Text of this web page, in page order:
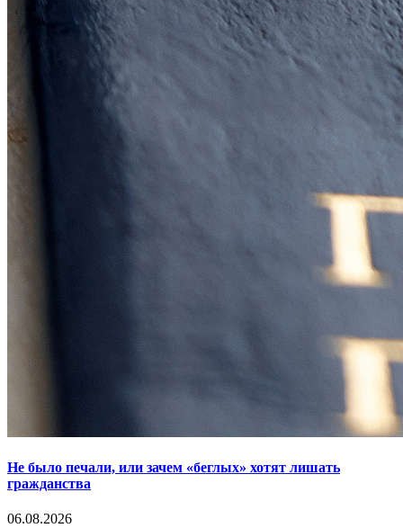
Не было печали, или зачем «беглых» хотят лишать
гражданства
06.08.2026